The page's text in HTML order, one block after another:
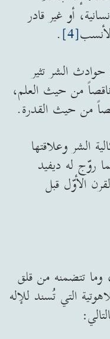
أو غير قادر
[4]
.
حوادث الشر تثير
من حيث العلم،
من حيث القدرة.
الشر وعلاقتها
روّج له ديفيد
الأوّل قبل
وما تتضمنه من قلق
التي تُسند للإله